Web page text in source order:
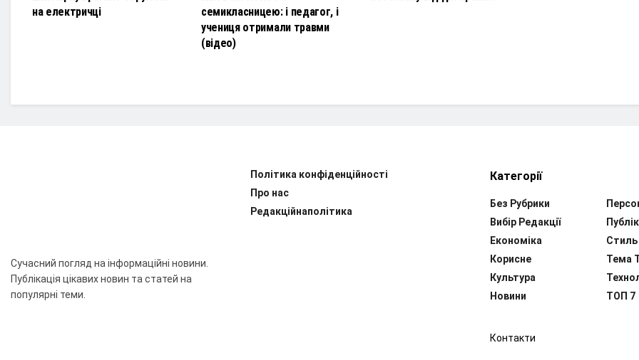
на електричці
семикласницею: і педагог, і
учениця отримали травми
(відео)
Сучасний погляд на інформаційні новини.
Публікація цікавих новин та статей на
популярні теми.
Політика конфіденційності
Про нас
Редакційнаполітика
Категорії
Без Рубрики
Вибір Редакції
Економіка
Корисне
Культура
Новини
Тема
ТОП 7
Контакти